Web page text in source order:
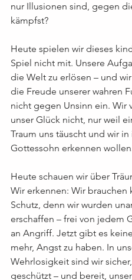
nur Illusionen sind, gegen
kämpfst?
Heute spielen wir dieses
Spiel nicht mit. Unsere
die Welt zu erlösen – und
die Freude unserer wahren
nicht gegen Unsinn ein. Wir
unser Glück nicht, nur weil
Traum uns täuscht und wir in
Gottessohn erkennen
Heute schauen wir über
Wir erkennen: Wir brauchen
Schutz, denn wir wurden
erschaffen – frei von jedem
an Angriff. Jetzt gibt es
mehr, Angst zu haben. In
Wehrlosigkeit sind wir
geschützt – und bereit,